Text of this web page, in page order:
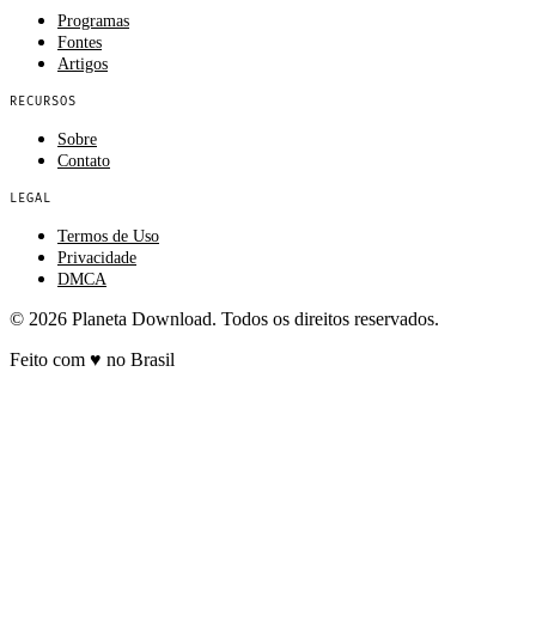
Programas
Fontes
Artigos
RECURSOS
Sobre
Contato
LEGAL
Termos de Uso
Privacidade
DMCA
© 2026 Planeta Download. Todos os direitos reservados.
Feito com ♥ no Brasil